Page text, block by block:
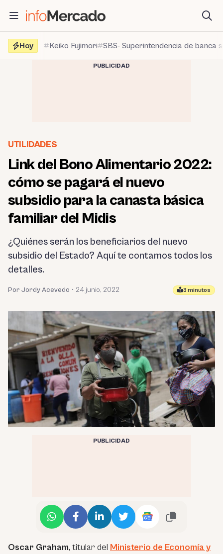
contenido
Hoy
Keiko Fujimori SBS- Superintendencia de banca
PUBLICIDAD
UTILIDADES
Link del Bono Alimentario 2022:
cómo se pagará el nuevo
subsidio para la canasta básica
familiar del Midis
¿Quiénes serán los beneficiarios del nuevo
subsidio del Estado? Aquí te contamos todos los
detalles.
Por Jordy Acevedo • 24 junio, 2022 3 minutos
PUBLICIDAD
Oscar Graham, titular del Ministerio de Economía y